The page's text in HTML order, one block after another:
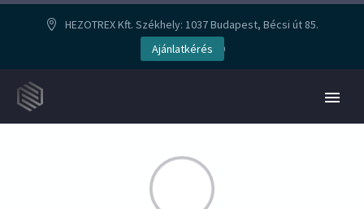
HEZOTREX Kft. Székhely: 1037 Budapest, Bécsi út 85.
+36308587949
Ajánlatkérés